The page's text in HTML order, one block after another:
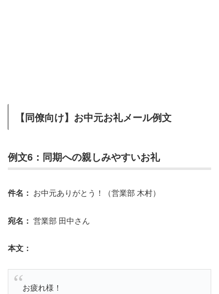
【同僚向け】お中元お礼メール例文
例文6：同期への親しみやすいお礼
件名： お中元ありがとう！（営業部 木村）
宛名： 営業部 田中さん
本文：
お疲れ様！